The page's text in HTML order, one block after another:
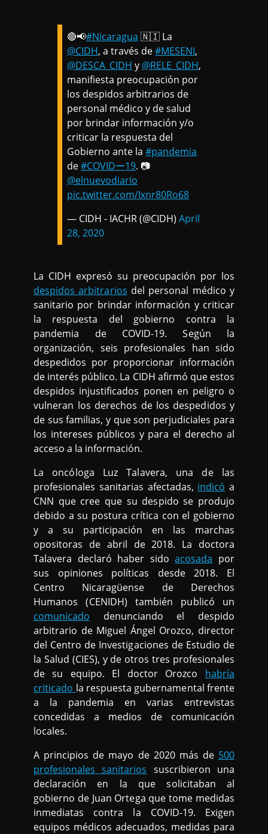
🔴📢#Nicaragua 🇳🇮 La
@CIDH, a través de#MESENI,
@DESCA_CIDH y @RELE_CIDH,
manifiesta preocupación por
los despidos arbitrarios de
personal médico y de salud
por brindar información y/o
criticar la respuesta del
Gobierno ante la#pandemia
de#COVIDー19. 📷
@elnuevodiario
pic.twitter.com/Ixnr80Ro68
— CIDH - IACHR (@CIDH)April
28, 2020
La CIDH expresó su preocupación por los
despidos arbitrarios del personal médico y
sanitario por brindar información y criticar
la respuesta del gobierno contra la
pandemia de COVID-19. Según la
organización, seis profesionales han sido
despedidos por proporcionar información
de interés público. La CIDH afirmó que estos
despidos injustificados ponen en peligro o
vulneran los derechos de los despedidos y
de sus familias, y que son perjudiciales para
los intereses públicos y para el derecho al
acceso a la información.
La oncóloga Luz Talavera, una de las
profesionales sanitarias afectadas, indicó a
CNN que cree que su despido se produjo
debido a su postura crítica con el gobierno
y a su participación en las marchas
opositoras de abril de 2018. La doctora
Talavera declaró haber sidoacosada por
sus opiniones políticas desde 2018. El
Centro Nicaragüense de Derechos
Humanos (CENIDH) también publicó un
comunicado denunciando el despido
arbitrario de Miguel Ángel Orozco, director
del Centro de Investigaciones de Estudio de
la Salud (CIES), y de otros tres profesionales
de su equipo. El doctor Orozco habría
criticado la respuesta gubernamental frente
a la pandemia en varias entrevistas
concedidas a medios de comunicación
locales.
A principios de mayo de 2020 más de 500
profesionales sanitarios suscribieron una
declaración en la que solicitaban al
gobierno de Juan Ortega que tome medidas
inmediatas contra la COVID-19. Exigen
equipos médicos adecuados, medidas para